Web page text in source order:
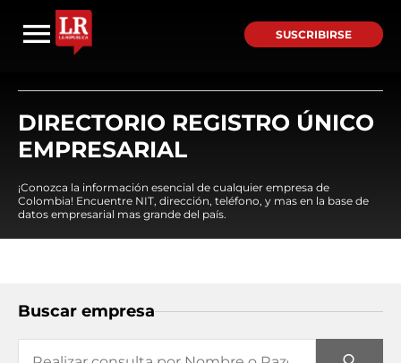
SUSCRIBIRSE
DIRECTORIO REGISTRO ÚNICO
EMPRESARIAL
¡Conozca la información esencial de cualquier empresa de
Colombia! Encuentre NIT, dirección, teléfono, y mas en la base de
datos empresarial mas grande del país.
Buscar empresa